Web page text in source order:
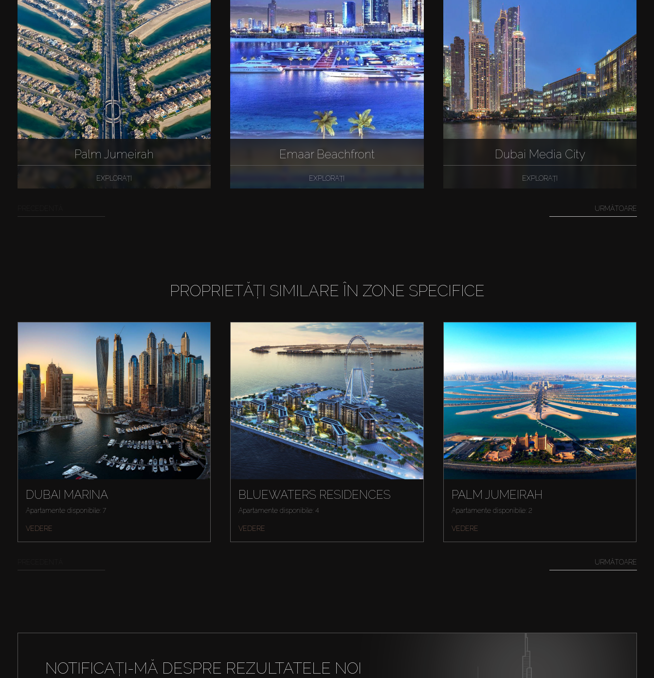
Palm Jumeirah
EXPLORAȚI
Emaar Beachfront
EXPLORAȚI
Dubai Media City
EXPLORAȚI
URMĂTOARE
PROPRIETĂȚI SIMILARE ÎN ZONE SPECIFICE
DUBAI MARINA
Apartamente disponibile: 7
VEDERE
BLUEWATERS RESIDENCES
Apartamente disponibile: 4
VEDERE
PALM JUMEIRAH
Apartamente disponibile: 2
VEDERE
URMĂTOARE
NOTIFICAȚI-MĂ DESPRE REZULTATELE NOI